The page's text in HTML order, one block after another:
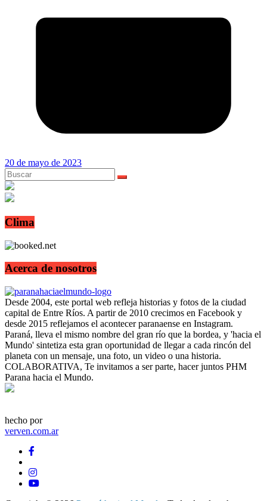
20 de mayo de 2023
Clima
Acerca de nosotros
Desde 2004, este portal web refleja historias y fotos de la ciudad
capital de Entre Ríos. A partir de 2010 crecimos en Facebook y
desde 2015 reflejamos el acontecer paranaense en Instagram.
Paraná, lleva el mismo nombre del gran río que la bordea, y 'hacia el
Mundo' sintetiza esta gran oportunidad de llegar a cada rincón del
planeta con un mensaje, una foto, un video o una historia.
COLABORATIVA, Te invitamos a ser parte, hacer juntos PHM
Parana hacia el Mundo.
hecho por
verven.com.ar